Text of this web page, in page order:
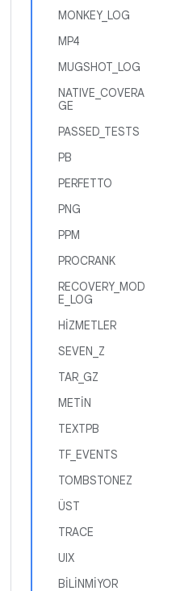
MONKEY_LOG
MP4
MUGSHOT_LOG
NATIVE_COVERA
GE
PASSED_TESTS
PB
PERFETTO
PNG
PPM
PROCRANK
RECOVERY_MOD
E_LOG
HİZMETLER
SEVEN_Z
TAR_GZ
METİN
TEXTPB
TF_EVENTS
TOMBSTONEZ
ÜST
TRACE
UIX
BİLİNMİYOR